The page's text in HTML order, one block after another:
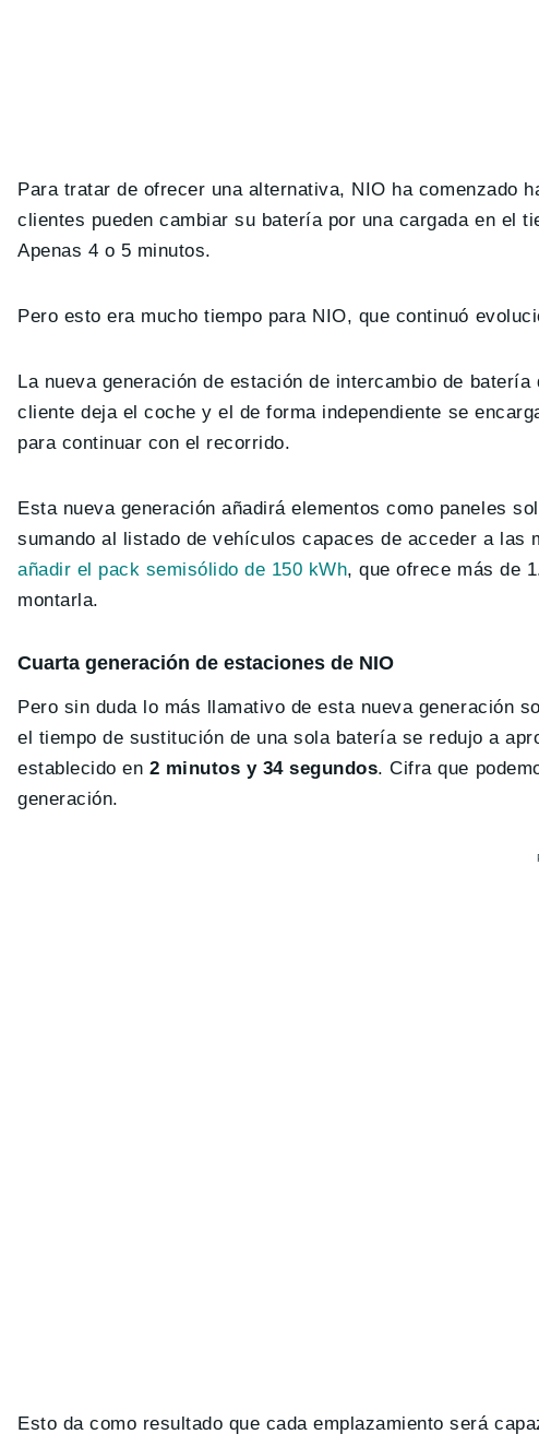
Para tratar de ofrecer una alternativa, NIO ha comenzado
clientes pueden cambiar su batería por una cargada en el
Apenas 4 o 5 minutos.
Pero esto era mucho tiempo para NIO, que continuó
La nueva generación de estación de intercambio de
cliente deja el coche y el de forma independiente se
para continuar con el recorrido.
Esta nueva generación añadirá elementos como paneles
sumando al listado de vehículos capaces de acceder a las
añadir el pack semisólido de 150 kWh, que ofrece más de
montarla.
Cuarta generación de estaciones de NIO
Pero sin duda lo más llamativo de esta nueva generación
el tiempo de sustitución de una sola batería se redujo a
establecido en 2 minutos y 34 segundos. Cifra que
generación.
Esto da como resultado que cada emplazamiento será